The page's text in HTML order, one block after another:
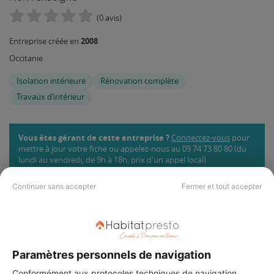
Continuer sans accepter Fermer et tout accepter
Paramètres personnels de navigation
(0 avis)
Entreprise créée en 2008
Occitanie
Isolation intérieure
Rénovation complète
Travaux d’intérieur
Vous êtes gérant de cette entreprise ? Connectez-vous pour
mettre à jour votre fiche ou appelez-nous au 09 74 73 80 80 (du
lundi au vendredi, de 9h à 18h, prix d'un appel local)
INFORMATIONS SUR L'ENTREPRISE
Ce professionnel n'a pas encore ajouté de description.